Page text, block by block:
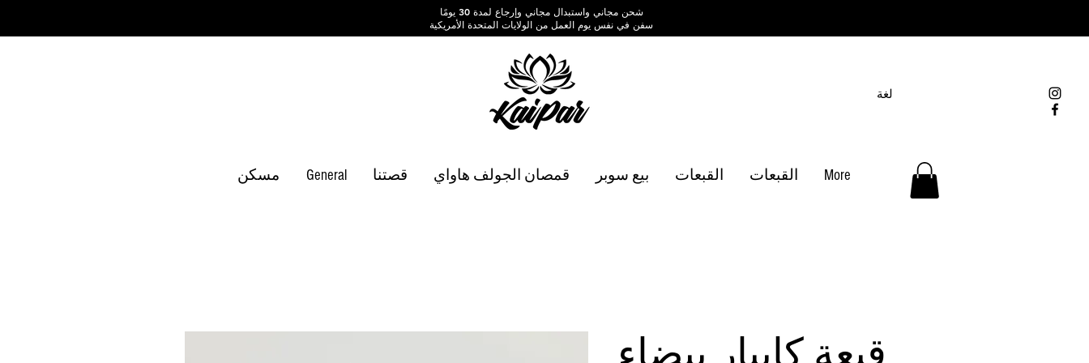
شحن مجاني واستبدال مجاني وإرجاع لمدة 30 يومًا
سفن في نفس يوم العمل من الولايات المتحدة الأمريكية
لغة
مسكن General قصتنا قمصان الجولف هاواي بيع سوبر القبعات القبعات More